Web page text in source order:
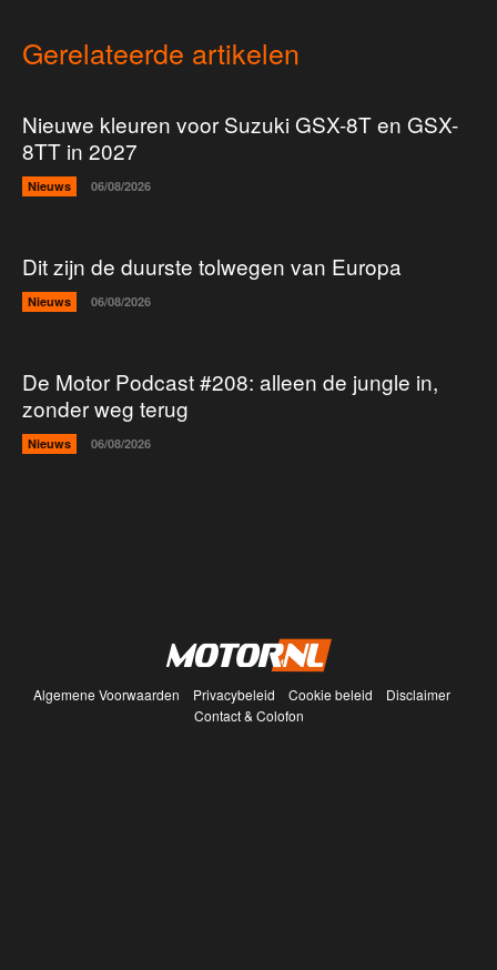
Gerelateerde artikelen
Nieuwe kleuren voor Suzuki GSX-8T en GSX-
8TT in 2027
Nieuws 06/08/2026
Dit zijn de duurste tolwegen van Europa
Nieuws 06/08/2026
De Motor Podcast #208: alleen de jungle in,
zonder weg terug
Nieuws 06/08/2026
Algemene Voorwaarden Privacybeleid Cookie beleid
Disclaimer
Contact & Colofon